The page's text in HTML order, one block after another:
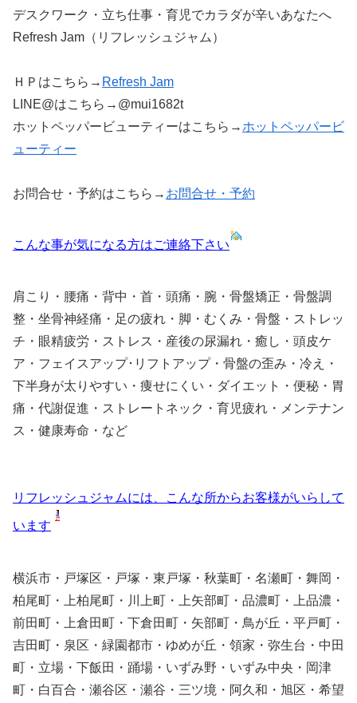
デスクワーク・立ち仕事・育児でカラダが辛いあなたへ
Refresh Jam（リフレッシュジャム）
ＨＰはこちら→ Refresh Jam
LINE@はこちら→@mui1682t
ホットペッパービューティーはこちら→ ホットペッパービ
ューティー
お問合せ・予約はこちら→ お問合せ・予約
こんな事が気になる方はご連絡下さい
肩こり・腰痛・背中・首・頭痛・腕・骨盤矯正・骨盤調
整・坐骨神経痛・足の疲れ・脚・むくみ・骨盤・ストレッ
チ・眼精疲労・ストレス・産後の尿漏れ・癒し・頭皮ケ
ア・フェイスアップ･リフトアップ・骨盤の歪み・冷え・
下半身が太りやすい・痩せにくい・ダイエット・便秘・胃
痛・代謝促進・ストレートネック・育児疲れ・メンテナン
ス・健康寿命・など
リフレッシュジャムには、こんな所からお客様がいらして
います
横浜市・戸塚区・戸塚・東戸塚・秋葉町・名瀬町・舞岡・
柏尾町・上柏尾町・川上町・上矢部町・品濃町・上品濃・
前田町・上倉田町・下倉田町・矢部町・鳥が丘・平戸町・
吉田町・泉区・緑園都市・ゆめが丘・領家・弥生台・中田
町・立場・下飯田・踊場・いずみ野・いずみ中央・岡津
町・白百合・瀬谷区・瀬谷・三ツ境・阿久和・旭区・希望